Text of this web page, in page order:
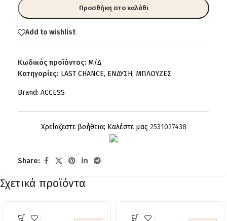
Προσθήκη στο καλάθι
Add to wishlist
Κωδικός προϊόντος: Μ/Δ
Κατηγορίες: LAST CHANCE, ΕΝΔΥΣΗ, ΜΠΛΟΥΖΕΣ
Brand: ACCESS
Χρείαζεστε βοήθεια; Καλέστε μας 2531027438
Share:
Σχετικά προϊόντα